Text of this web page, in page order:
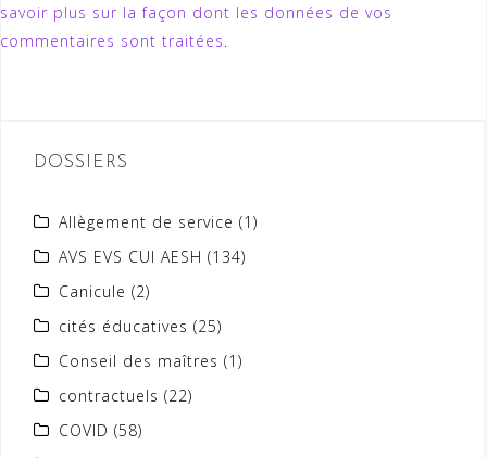
savoir plus sur la façon dont les données de vos
commentaires sont traitées
DOSSIERS
Allègement de service (1)
AVS EVS CUI AESH (134)
Canicule (2)
cités éducatives (25)
Conseil des maîtres (1)
contractuels (22)
COVID (58)